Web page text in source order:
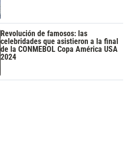
Revolución de famosos: las
celebridades que asistieron a la final
de la CONMEBOL Copa América USA
2024